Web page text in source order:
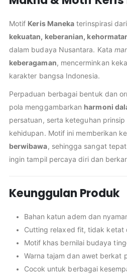
Motif Keris Maneka terinspirasi
kekuatan, keberanian,
dalam budaya Nusantara. Kata
keberagaman, mencerminkan
karakter bangsa Indonesia.
Perpaduan berbagai bentuk dan
pola menggambarkan harmoni
persatuan, serta keteguhan prinsip
kehidupan. Motif ini memberikan
berwibawa, sehingga sangat
ingin tampil percaya diri dan
Keunggulan Produk
Bahan katun adem dan
Cutting relaxed fit, tidak ketat
Motif khas bernilai budaya
Warna tajam dan awet berkat
Cocok untuk berbagai